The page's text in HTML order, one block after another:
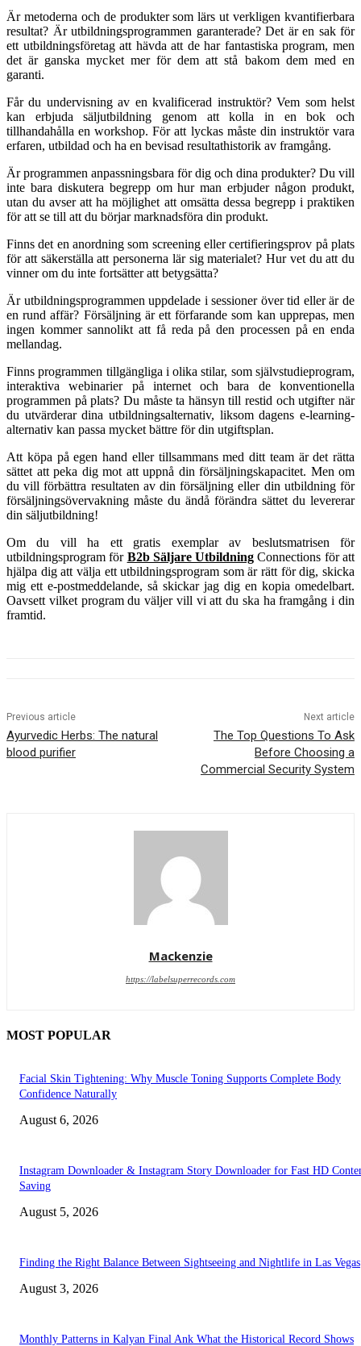
Är metoderna och de produkter som lärs ut verkligen kvantifierbara
resultat? Är utbildningsprogrammen garanterade? Det är en sak för
ett utbildningsföretag att hävda att de har fantastiska program, men
det är ganska mycket mer för dem att stå bakom dem med en
garanti.
Får du undervisning av en kvalificerad instruktör? Vem som helst
kan erbjuda säljutbildning genom att kolla in en bok och
tillhandahålla en workshop. För att lyckas måste din instruktör vara
erfaren, utbildad och ha en bevisad resultathistorik av framgång.
Är programmen anpassningsbara för dig och dina produkter? Du vill
inte bara diskutera begrepp om hur man erbjuder någon produkt,
utan du avser att ha möjlighet att omsätta dessa begrepp i praktiken
för att se till att du börjar marknadsföra din produkt.
Finns det en anordning som screening eller certifieringsprov på plats
för att säkerställa att personerna lär sig materialet? Hur vet du att du
vinner om du inte fortsätter att betygsätta?
Är utbildningsprogrammen uppdelade i sessioner över tid eller är de
en rund affär? Försäljning är ett förfarande som kan upprepas, men
ingen kommer sannolikt att få reda på den processen på en enda
mellandag.
Finns programmen tillgängliga i olika stilar, som självstudieprogram,
interaktiva webinarier på internet och bara de konventionella
programmen på plats? Du måste ta hänsyn till restid och utgifter när
du utvärderar dina utbildningsalternativ, liksom dagens e-learning-
alternativ kan passa mycket bättre för din utgiftsplan.
Att köpa på egen hand eller tillsammans med ditt team är det rätta
sättet att peka dig mot att uppnå din försäljningskapacitet. Men om
du vill förbättra resultaten av din försäljning eller din utbildning för
försäljningsövervakning måste du ändå förändra sättet du levererar
din säljutbildning!
Om du vill ha ett gratis exemplar av beslutsmatrisen för
utbildningsprogram för B2b Säljare Utbildning Connections för att
hjälpa dig att välja ett utbildningsprogram som är rätt för dig, skicka
mig ett e-postmeddelande, så skickar jag dig en kopia omedelbart.
Oavsett vilket program du väljer vill vi att du ska ha framgång i din
framtid.
Previous article
Ayurvedic Herbs: The natural
blood purifier
Next article
The Top Questions To Ask
Before Choosing a
Commercial Security System
Mackenzie
https://labelsuperrecords.com
MOST POPULAR
Facial Skin Tightening: Why Muscle Toning Supports Complete Body
Confidence Naturally
August 6, 2026
Instagram Downloader & Instagram Story Downloader for Fast HD
Saving
August 5, 2026
Finding the Right Balance Between Sightseeing and Nightlife in Las Vegas
August 3, 2026
Monthly Patterns in Kalyan Final Ank What the Historical Record Shows